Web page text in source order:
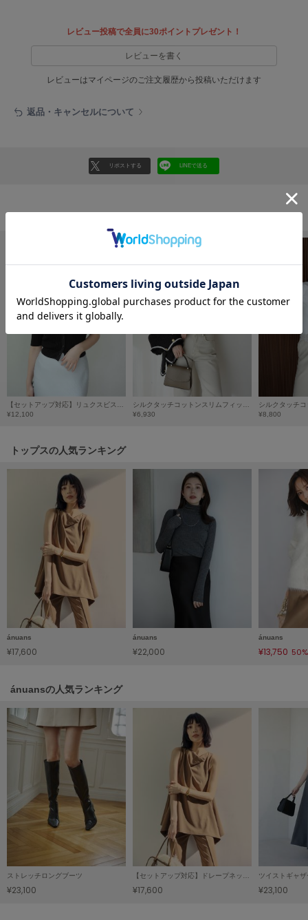
GRAMICCI
HUNTER
HOKA ONEONE
ホカ オネオネ
KEEN
le coq sportif
ルコックスポルティフ
LeSportsac
レスポートサック
LILY BROWN
リリーブラウンランジェリー
LITTLE UNION TOKYO
リトルユニオン トウキョウ
made of Organics
メイドオブオーガニクス
MICHU COQUETTE
ミチュ コケット
ミースロエ
miies miim
レビュー投稿で全員に30ポイントプレゼント！
レビューを書く
レビューはマイページのご注文履歴から投稿いただけます
返品・キャンセルについて
リポストする LINEで送る
¥12,100
¥6,930
¥8,800
トップスの人気ランキング
ánuans
¥17,600
ánuans
¥22,000
ánuans
¥13,750
ánuansの人気ランキング
ストレッチロングブーツ
¥23,100
【セットアップ対応】ドレープネックミディブラウス
¥17,600
ツイストギャ
¥23,100